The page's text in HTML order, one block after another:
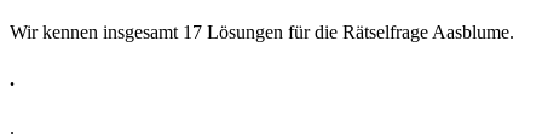
Wir kennen insgesamt 17 Lösungen für die Rätselfrage Aasblume.
.
.